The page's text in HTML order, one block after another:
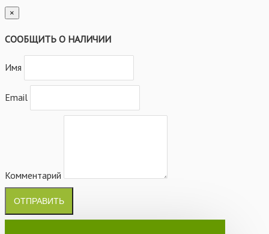
×
СООБЩИТЬ О НАЛИЧИИ
Имя
Email
Комментарий
ОТПРАВИТЬ